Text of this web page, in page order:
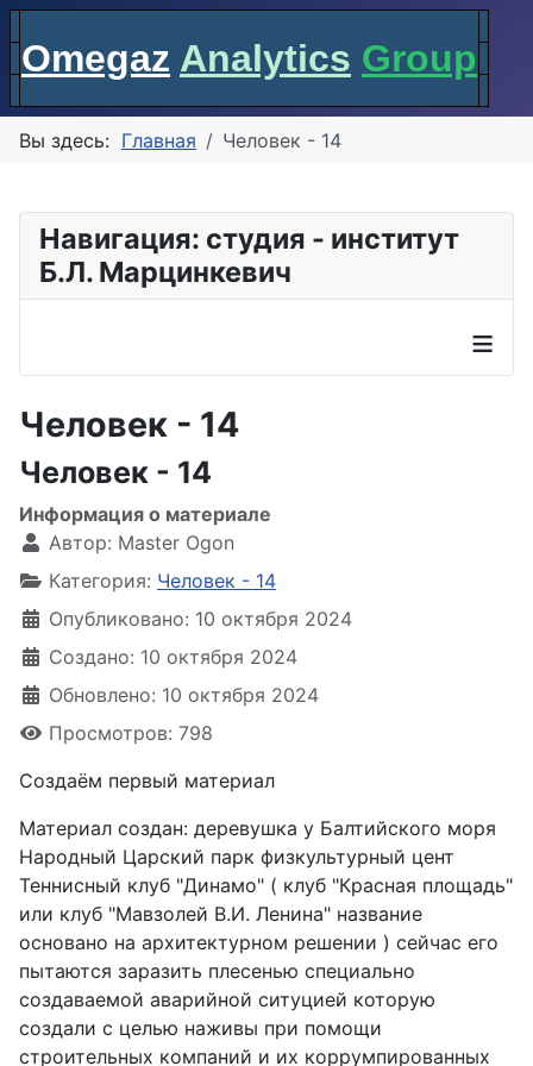
Omegaz Analytics Group
Вы здесь: Главная Человек - 14
Навигация: студия - институт
Б.Л. Марцинкевич
≡
Человек - 14
Человек - 14
Информация о материале
Автор: Master Ogon
Категория: Человек - 14
Опубликовано: 10 октября 2024
Создано: 10 октября 2024
Обновлено: 10 октября 2024
Просмотров: 798
Создаём первый материал
Материал создан: деревушка у Балтийского моря
Народный Царский парк физкультурный цент
Теннисный клуб "Динамо" ( клуб "Красная площадь"
или клуб "Мавзолей В.И. Ленина" название
основано на архитектурном решении ) сейчас его
пытаются заразить плесенью специально
создаваемой аварийной ситуцией которую
создали с целью наживы при помощи
строительных компаний и их коррумпированных